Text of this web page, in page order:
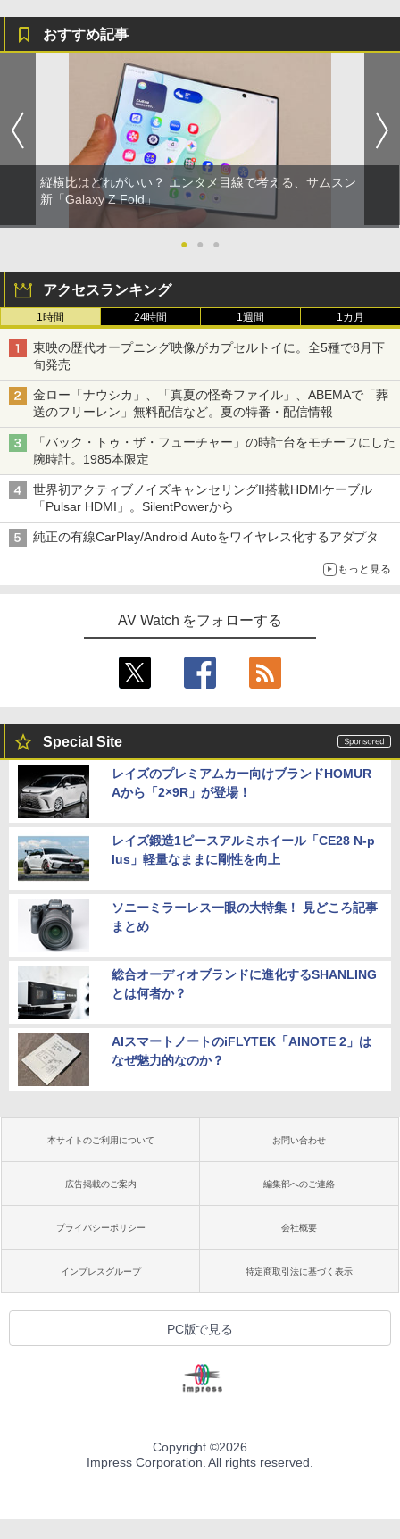
おすすめ記事
縦横比はどれがいい？ エンタメ目線で考える、サムスン
新「Galaxy Z Fold」
● ● ●
アクセスランキング
1時間 24時間 1週間 1カ月
東映の歴代オープニング映像がカプセルトイに。全5種で8月下
旬発売
金ロー「ナウシカ」、「真夏の怪奇ファイル」、ABEMAで「葬
送のフリーレン」無料配信など。夏の特番・配信情報
「バック・トゥ・ザ・フューチャー」の時計台をモチーフにした
腕時計。1985本限定
世界初アクティブノイズキャンセリングII搭載HDMIケーブル
「Pulsar HDMI」。SilentPowerから
純正の有線CarPlay/Android Autoをワイヤレス化するアダプタ
もっと見る
AV Watch をフォローする
Special Site
レイズのプレミアムカー向けブランドHOMUR
Aから「2×9R」が登場！
レイズ鍛造1ピースアルミホイール「CE28 N-p
lus」軽量なままに剛性を向上
ソニーミラーレス一眼の大特集！ 見どころ記事
まとめ
総合オーディオブランドに進化するSHANLING
とは何者か？
AIスマートノートのiFLYTEK「AINOTE 2」は
なぜ魅力的なのか？
本サイトのご利用について お問い合わせ
広告掲載のご案内 編集部へのご連絡
プライバシーポリシー 会社概要
インプレスグループ 特定商取引法に基づく表示
PC版で見る
Copyright ©2026
Impress Corporation. All rights reserved.